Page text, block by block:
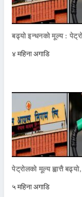
बढ्यो इन्धनको मूल्य :
४ महिना अगाडि
पेट्रोलको मूल्य ह्वात्तै
५ महिना अगाडि